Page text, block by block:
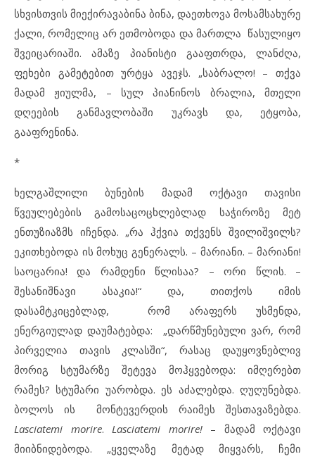
სხვისთვის მიექირავაბინა ბინა, დაეთხოვა მოსამსახურე
ქალი, რომელიც არ ეთმობოდა და მართლა წასულიყო
შვეიცარიაში. ამაზე პიანისტი გააფთრდა, ლანძღა,
ფეხები გამეტებით ურტყა ავეჯს. „საბრალო! – თქვა
მადამ ჟიულმა, – სულ პიანინოს ბრალია, მთელი
დღეების განმავლობაში უკრავს და, ეტყობა,
გააფრენინა.
*
ხელგაშლილი ბუნების მადამ ოქტავი თავისი
წვეულებების გამოსაცოცხლებლად საჭიროზე მეტ
ენთუზიაზმს იჩენდა. „რა ჰქვია თქვენს შვილიშვილს?
ეკითხებოდა ის მოხუც გენერალს. – მარიანი. – მარიანი!
საოცარია! და რამდენი წლისაა? – ორი წლის. –
შესანიშნავი ასაკია!“ და, თითქოს იმის
დასამტკიცებლად, რომ არაფერს უსმენდა,
ენერგიულად დაუმატებდა: „დარწმუნებული ვარ, რომ
პირველია თავის კლასში“, რასაც დაუყოვნებლივ
მორიგ სტუმარზე შეტევა მოჰყვებოდა: იმღერებთ
რამეს? სტუმარი უარობდა. ეს აძალებდა. ღუღუნებდა.
ბოლოს ის მონტევერდის რაიმეს შესთავაზებდა.
Lasciatemi morire. Lasciatemi morire!– მადამ ოქტავი
მიიბნიდებოდა. „ყველაზე მეტად მიყვარს, ჩემი